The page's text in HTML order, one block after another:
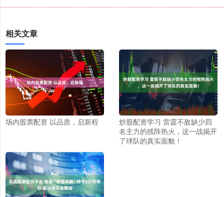
相关文章
场内股票配资 以品质，启新程
炒股配资学习 雷霆不敌缺少四
名主力的残阵热火，这一战揭开
了球队的真实面貌！